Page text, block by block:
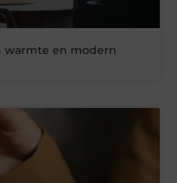
warmte en modern